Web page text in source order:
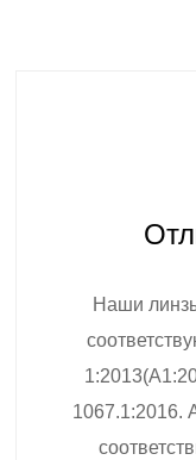
Наши
1067.1:2016.